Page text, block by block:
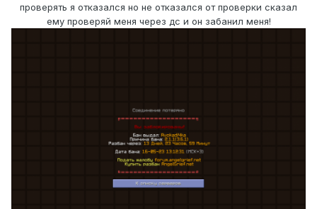
проверять я отказался но не отказался от проверки сказал
ему проверяй меня через дс и он забанил меня!